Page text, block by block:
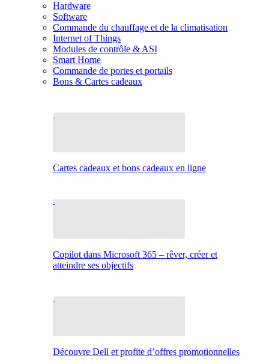
Hardware
Software
Commande du chauffage et de la climatisation
Internet of Things
Modules de contrôle & ASI
Smart Home
Commande de portes et portails
Bons & Cartes cadeaux
Cartes cadeaux et bons cadeaux en ligne
Copilot dans Microsoft 365 – rêver, créer et
atteindre ses objectifs
Découvre Dell et profite d’offres promotionnelles